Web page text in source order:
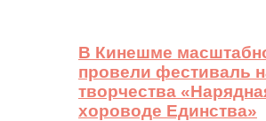
В Кинешме
провели фестиваль
творчества
хороводе Единства»